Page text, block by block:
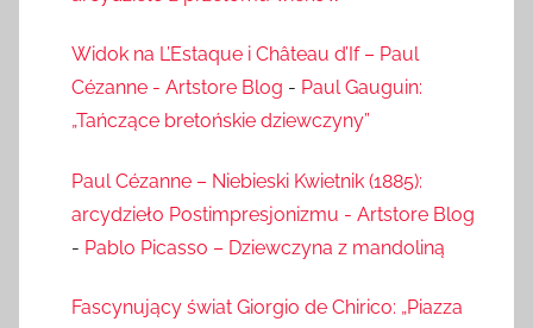
Widok na L’Estaque i Château d’If – Paul
Cézanne - Artstore Blog - Paul Gauguin:
„Tańczące bretońskie dziewczyny”
Paul Cézanne – Niebieski Kwietnik (1885):
arcydzieło Postimpresjonizmu - Artstore Blog
- Pablo Picasso – Dziewczyna z mandoliną
Fascynujący świat Giorgio de Chirico: „Piazza